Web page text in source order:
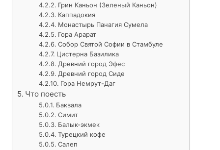
Грин Каньон (Зеленый Каньон)
Каппадокия
Монастырь Панагия Сумела
Гора Арарат
Собор Святой Софии в Стамбуле
Цистерна Базилика
Древний город Эфес
Древний город Сиде
Гора Немрут-Даг
Что поесть
Баквала
Симит
Балык-экмек
Турецкий кофе
Салеп